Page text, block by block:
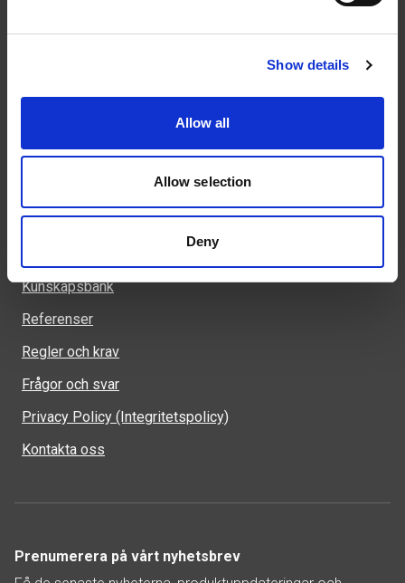
Show details
Allow all
Allow selection
Deny
info@welandstal.se
523 90 Ulricehamn
Kunskapsbank
Referenser
Regler och krav
Frågor och svar
Privacy Policy (Integritetspolicy)
Kontakta oss
Prenumerera på vårt nyhetsbrev